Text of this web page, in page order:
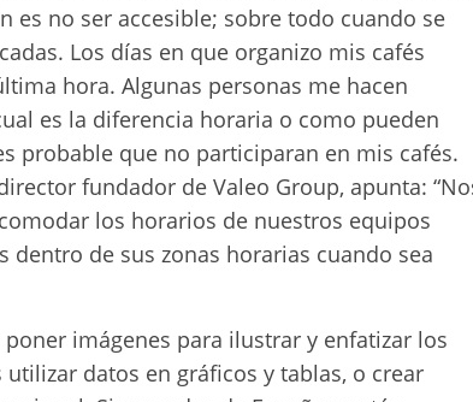
es no ser accesible; sobre todo cuando se
Los días en que organizo mis cafés
hora. Algunas personas me hacen
es la diferencia horaria o como pueden
probable que no participaran en mis cafés.
fundador de Valeo Group, apunta:
los horarios de nuestros equipos
de sus zonas horarias cuando sea
poner imágenes para ilustrar y enfatizar los
datos en gráficos y tablas, o crear